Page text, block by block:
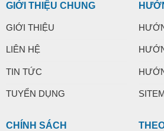
GIỚI THIỆU CHUNG
GIỚI THIỆU
LIÊN HỆ
TIN TỨC
TUYỂN DỤNG
CHÍNH SÁCH